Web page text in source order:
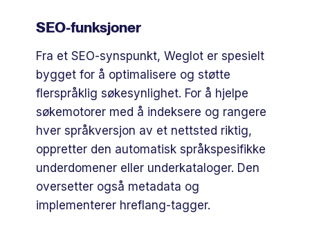
SEO-funksjoner
Fra et SEO-synspunkt, Weglot er spesielt
bygget for å optimalisere og støtte
flerspråklig søkesynlighet. For å hjelpe
søkemotorer med å indeksere og rangere
hver språkversjon av et nettsted riktig,
oppretter den automatisk språkspesifikke
underdomener eller underkataloger. Den
oversetter også metadata og
implementerer hreflang-tagger.